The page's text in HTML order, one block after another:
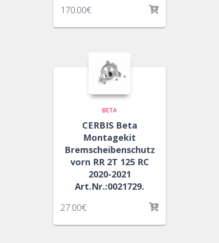
170.00€
BETA
CERBIS Beta
Montagekit
Bremscheibenschutz
vorn RR 2T 125 RC
2020-2021
Art.Nr.:0021729.
27.00€